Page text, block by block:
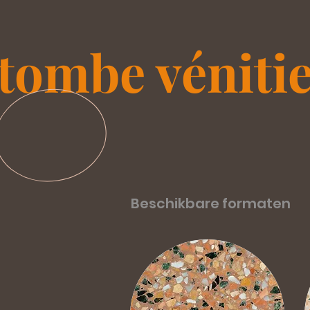
Beschikbare formaten